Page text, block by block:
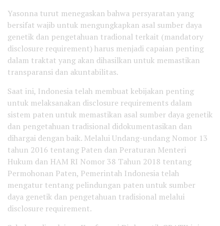
Yasonna turut menegaskan bahwa persyaratan yang
bersifat wajib untuk mengungkapkan asal sumber daya
genetik dan pengetahuan tradional terkait (mandatory
disclosure requirement) harus menjadi capaian penting
dalam traktat yang akan dihasilkan untuk memastikan
transparansi dan akuntabilitas.
Saat ini, Indonesia telah membuat kebijakan penting
untuk melaksanakan disclosure requirements dalam
sistem paten untuk memastikan asal sumber daya genetik
dan pengetahuan tradisional didokumentasikan dan
dihargai dengan baik. Melalui Undang-undang Nomor 13
tahun 2016 tentang Paten dan Peraturan Menteri
Hukum dan HAM RI Nomor 38 Tahun 2018 tentang
Permohonan Paten, Pemerintah Indonesia telah
mengatur tentang pelindungan paten untuk sumber
daya genetik dan pengetahuan tradisional melalui
disclosure requirement.